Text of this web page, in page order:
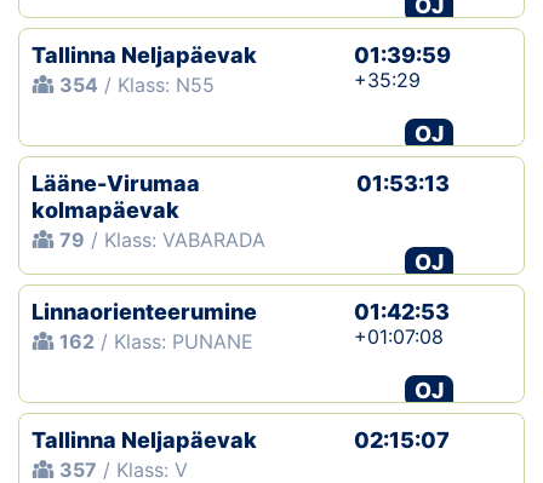
OJ
Tallinna Neljapäevak
354 / Klass: N55
01:39:59
+35:29
OJ
Lääne-Virumaa
kolmapäevak
79 / Klass: VABARADA
01:53:13
OJ
Linnaorienteerumine
162 / Klass: PUNANE
01:42:53
+01:07:08
OJ
Tallinna Neljapäevak
357 / Klass: V
02:15:07